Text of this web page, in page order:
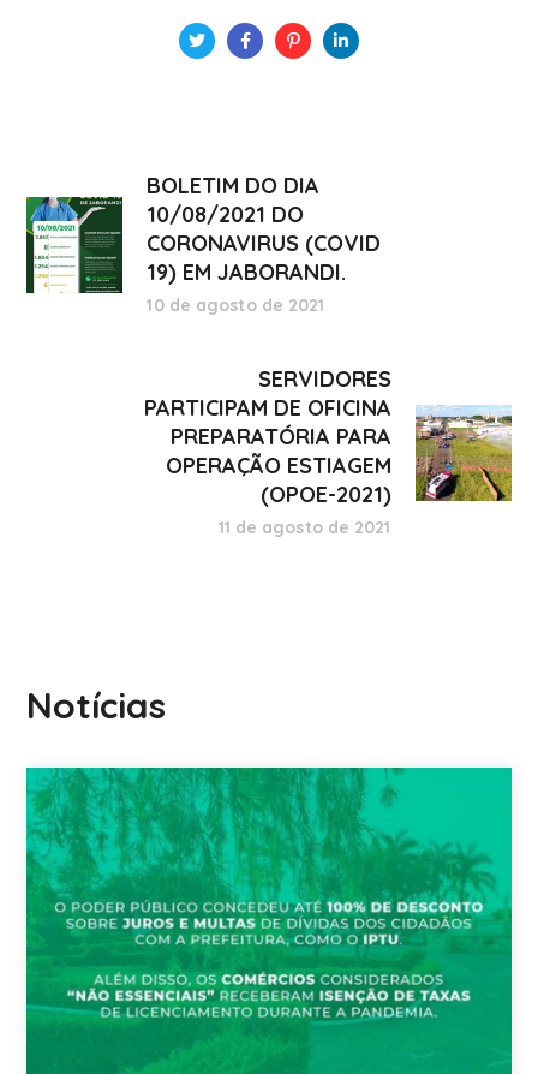
BOLETIM DO DIA
10/08/2021 DO
CORONAVIRUS (COVID
19) EM JABORANDI.
10 de agosto de 2021
SERVIDORES
PARTICIPAM DE OFICINA
PREPARATÓRIA PARA
OPERAÇÃO ESTIAGEM
(OPOE-2021)
11 de agosto de 2021
Notícias